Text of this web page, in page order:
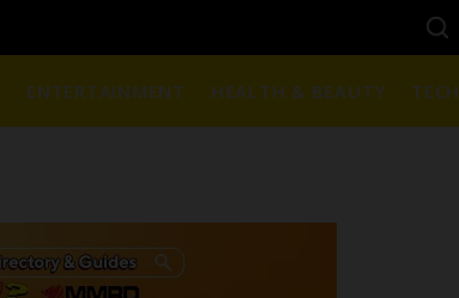
$1901 ( တစ်အောင်စလျှင် )
ENTERTAINMENT HEALTH & BEAUTY TECH